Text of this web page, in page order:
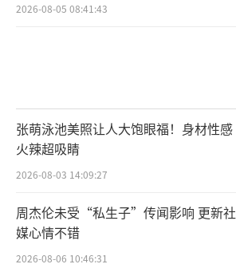
2026-08-05 08:41:43
张萌泳池美照让人大饱眼福！身材性感
火辣超吸睛
2026-08-03 14:09:27
周杰伦未受“私生子”传闻影响 更新社
媒心情不错
2026-08-06 10:46:31